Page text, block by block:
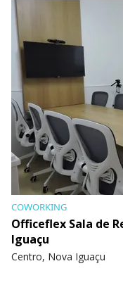
COWORKING
Officeflex Sala de
Iguaçu
Centro, Nova Iguaçu